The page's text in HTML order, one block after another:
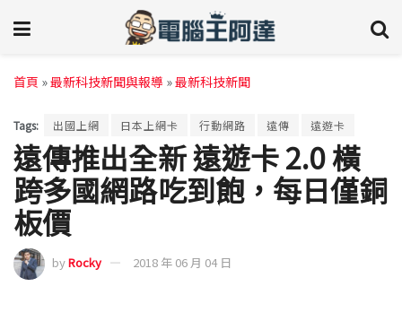
首頁 »最新科技新聞與報導 »最新科技新聞
Tags: 出國上網 日本上網卡 行動網路 遠傳 遠遊卡
遠傳推出全新 遠遊卡 2.0 橫
跨多國網路吃到飽，每日僅銅
板價
byRocky 2018 年 06 月 04 日